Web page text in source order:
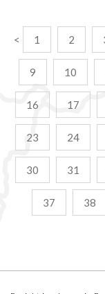
< 1 2
9 10
16 17
23 24
30 31
37 38